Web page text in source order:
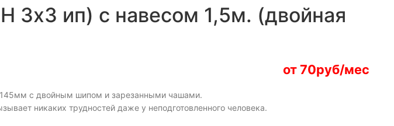
3х3 ип) с навесом 1,5м. (двойная
от 70руб/мес
с двойным шипом и зарезанными чашами.
никаких трудностей даже у неподготовленного человека.